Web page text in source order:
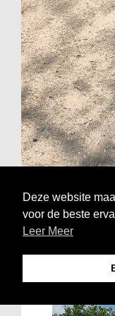
Deze website
voor de beste
Raised so far
€564